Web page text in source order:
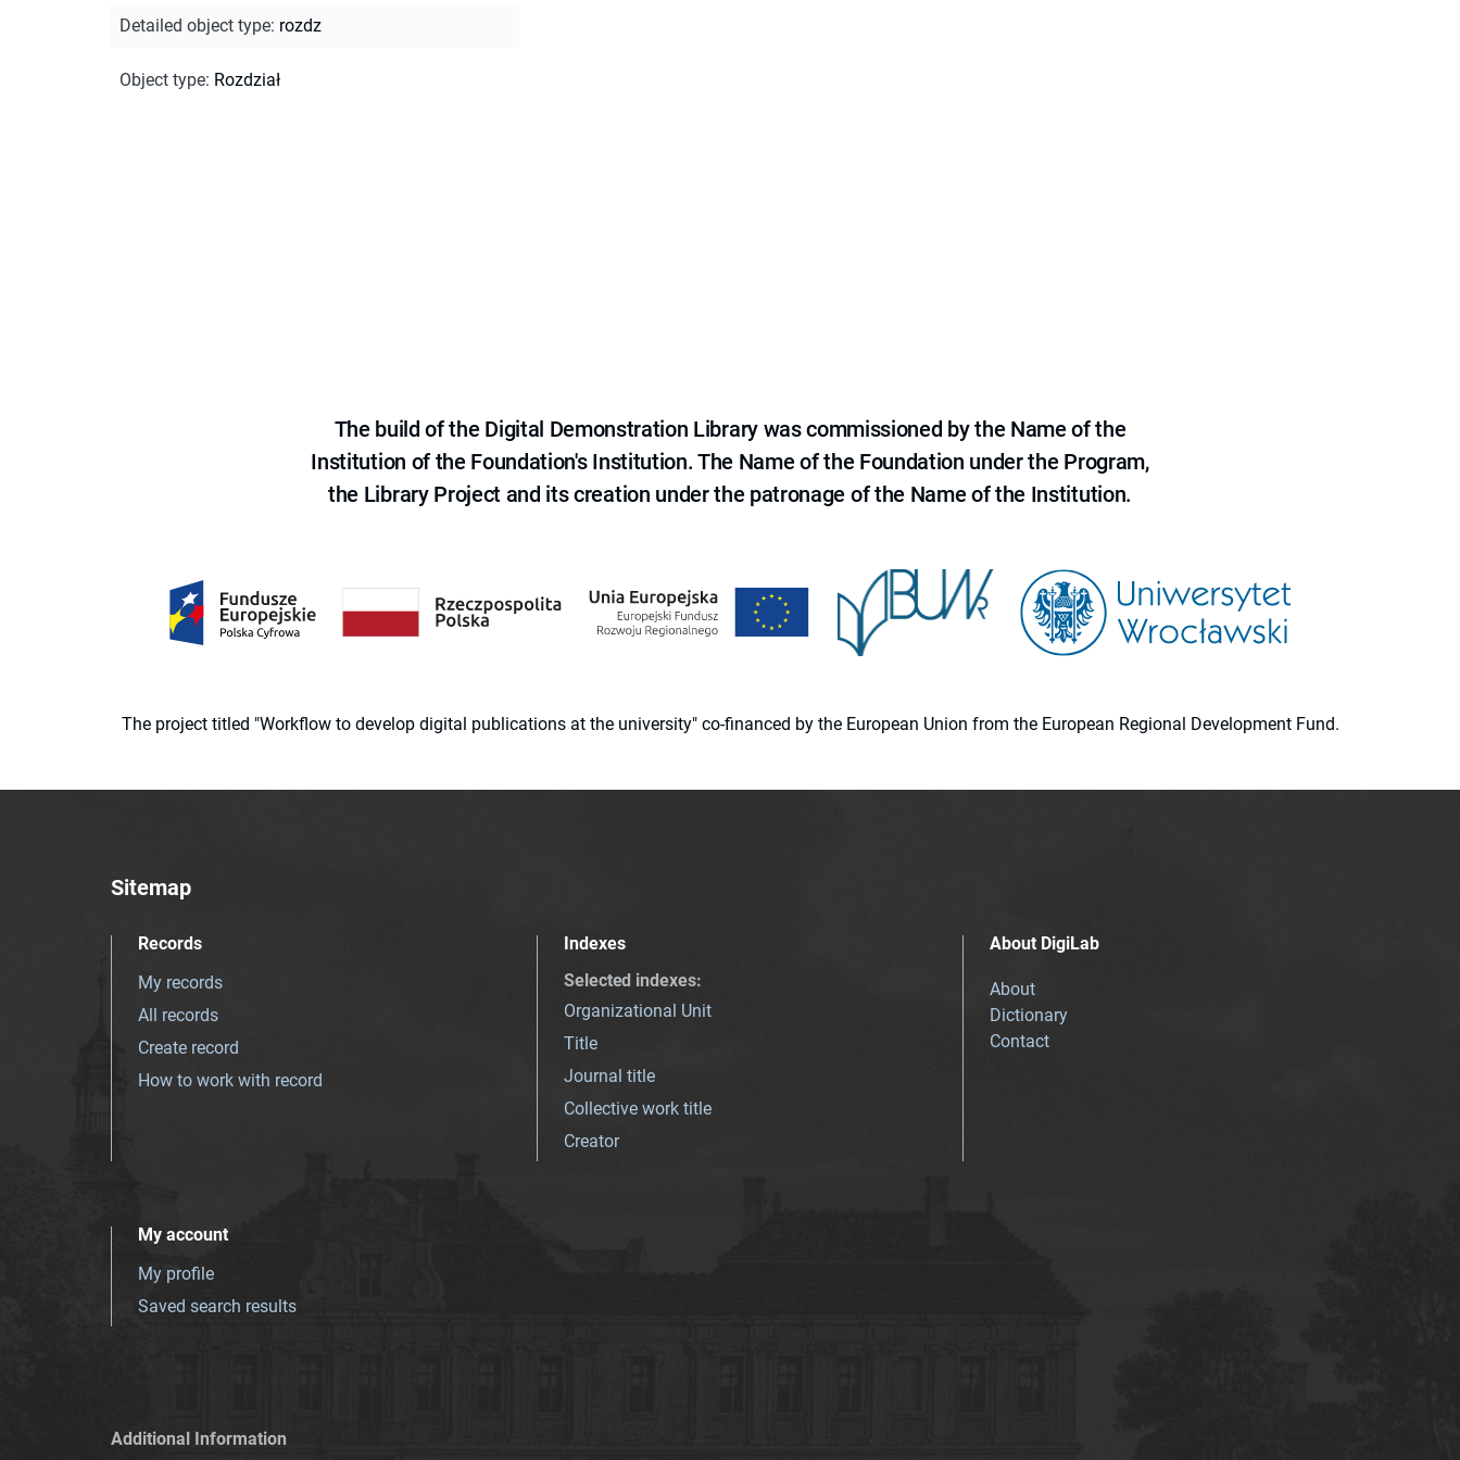
Detailed object type: rozdz
Object type: Rozdział
The build of the Digital Demonstration Library was commissioned by the Name of the
Institution of the Foundation's Institution. The Name of the Foundation under the Program,
the Library Project and its creation under the patronage of the Name of the Institution.
The project titled "Workflow to develop digital publications at the university" co-financed by the European Union from the European Regional Development Fund.
Sitemap
Records
My records
All records
Create record
How to work with record
Indexes
Selected indexes:
Organizational Unit
Title
Journal title
Collective work title
Creator
About DigiLab
About
Dictionary
Contact
My account
My profile
Saved search results
Additional Information